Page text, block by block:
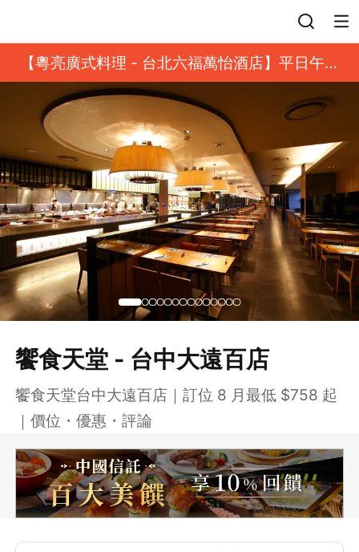
【粵亮廣式料理 - 台北六福萬怡酒店】平日午餐
8 折起｜靓港點套餐
饗食天堂 - 台中大遠百店
饗食天堂台中大遠百店｜訂位 8 月最低 $758 起
｜價位・優惠・評論